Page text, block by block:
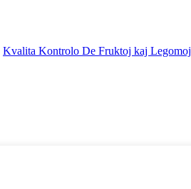
Kvalita Kontrolo De Fruktoj kaj Legomoj